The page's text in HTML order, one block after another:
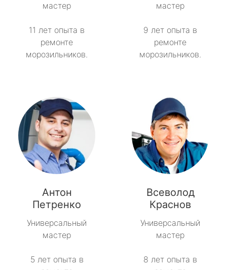
мастер
11 лет опыта в
ремонте
морозильников.
мастер
9 лет опыта в
ремонте
морозильников.
Антон
Петренко
Универсальный
мастер
5 лет опыта в
Всеволод
Краснов
Универсальный
мастер
8 лет опыта в